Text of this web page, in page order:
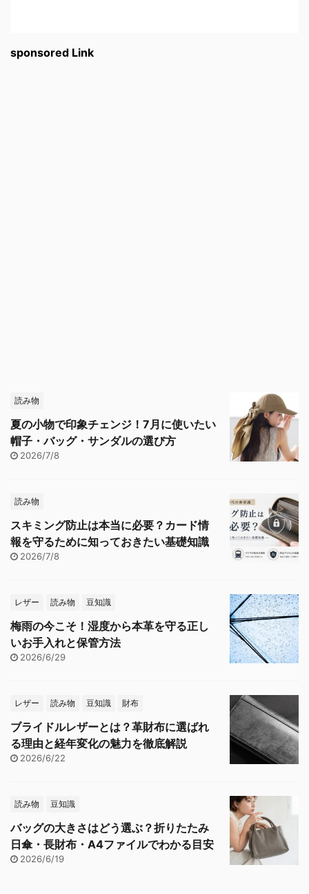
sponsored Link
読み物
夏の小物で印象チェンジ！7月に使いたい
帽子・バッグ・サンダルの選び方
2026/7/8
読み物
スキミング防止は本当に必要？カード情
報を守るために知っておきたい基礎知識
2026/7/8
レザー 読み物 豆知識
梅雨の今こそ！湿度から本革を守る正し
いお手入れと保管方法
2026/6/29
レザー 読み物 豆知識 財布
ブライドルレザーとは？革財布に選ばれ
る理由と経年変化の魅力を徹底解説
2026/6/22
読み物 豆知識
バッグの大きさはどう選ぶ？折りたたみ
日傘・長財布・A4ファイルでわかる目安
2026/6/19